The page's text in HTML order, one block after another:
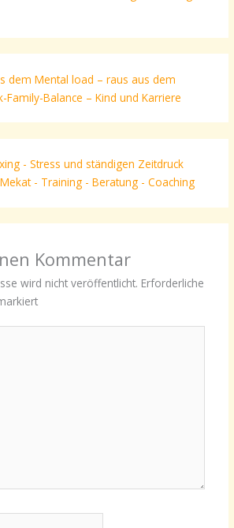
dem Mental load – raus aus dem
Family-Balance – Kind und Karriere
- Stress und ständigen Zeitdruck
- Training - Beratung - Coaching
Kommentar
wird nicht veröffentlicht. Erforderliche